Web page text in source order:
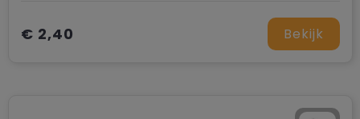
€ 2,40 Bekijk